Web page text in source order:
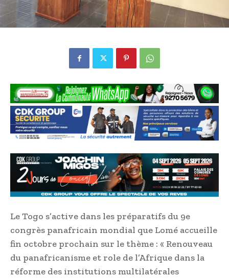
Le Togo s’active dans les préparatifs du 9e
congrès panafricain mondial que Lomé accueille
fin octobre prochain sur le thème : « Renouveau
du panafricanisme et role de l’Afrique dans la
réforme des institutions multilatérales